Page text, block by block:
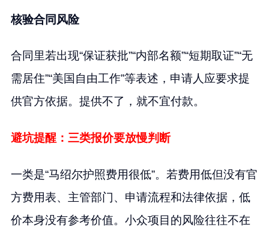
核验合同风险
合同里若出现“保证获批”“内部名额”“短期取证”“无
需居住”“美国自由工作”等表述，申请人应要求提
供官方依据。提供不了，就不宜付款。
避坑提醒：三类报价要放慢判断
一类是“马绍尔护照费用很低”。若费用低但没有官
方费用表、主管部门、申请流程和法律依据，低
价本身没有参考价值。小众项目的风险往往不在